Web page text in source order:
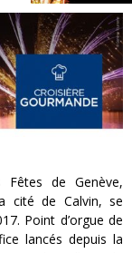
Fêtes de Genève,
cité de Calvin, se
Point d’orgue de
lancés depuis la